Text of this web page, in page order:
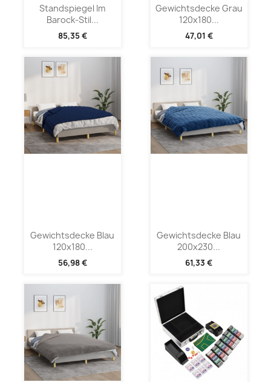
Standspiegel Im
Barock-Stil...
85,35 €
Gewichtsdecke Grau
120x180...
47,01 €
Gewichtsdecke Blau
120x180...
56,98 €
Gewichtsdecke Blau
200x230...
61,33 €